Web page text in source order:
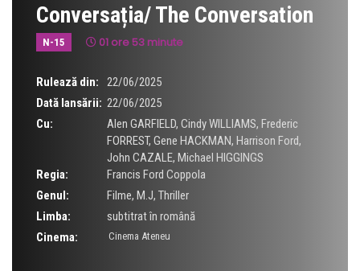
Conversația/ The Conversation
N-15 01 ore 53 minute
Rulează din:
22/06/2025
Dată lansării: 22/06/2025
Cu:
Alen GARFIELD, Cindy WILLIAMS, Frederic
FORREST, Gene HACKMAN, Harrison Ford,
John CAZALE, Michael HIGGINGS
Regia:
Francis Ford Coppola
Genul:
Filme, M.J, Thriller
Limba:
subtitrat în română
Cinema:
Cinema Ateneu